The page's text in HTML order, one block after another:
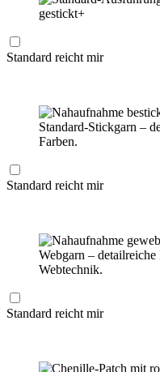
Standard reicht mir
Standard reicht mir
Standard reicht mir